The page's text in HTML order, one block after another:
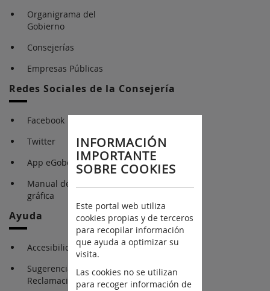
Organigrama del
Gobierno
Consejerías
Empresas Públicas
Redes Sociales de la Consejería
Facebook
Twitter
App eGobcan
Manual de identidad
gráfica
Ayuda
Accesibilidad
Sugerencias y
Reclamaciones
INFORMACIÓN
IMPORTANTE
SOBRE COOKIES
Este portal web utiliza
cookies propias y de terceros
para recopilar información
que ayuda a optimizar su
visita.
Las cookies no se utilizan
para recoger información de